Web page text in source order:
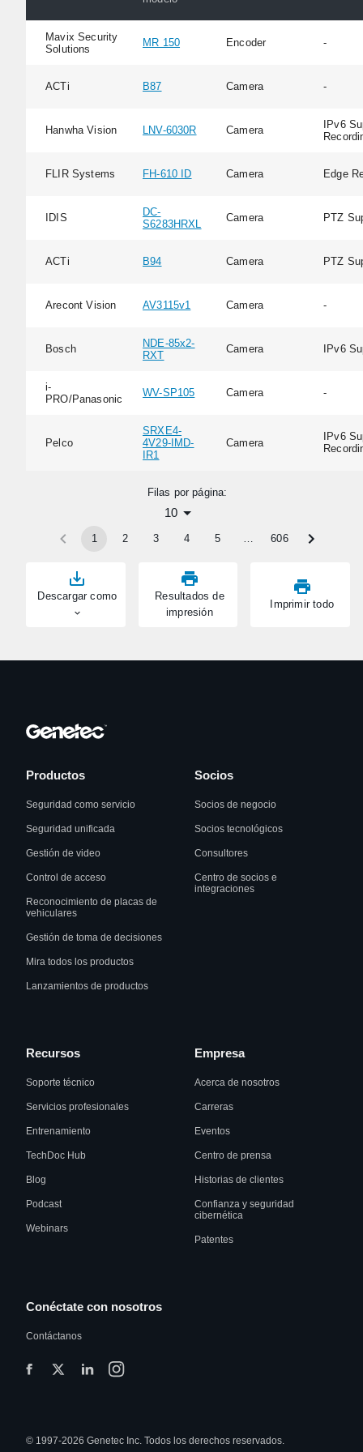
Descargar como
Resultados de
impresión
Imprimir todo
Mavix Security
Solutions
MR 150 Encoder -
ACTi B87 Camera -
Hanwha Vision LNV-6030R Camera
IPv6
FLIR Systems FH-610 ID Camera Edge
IDIS
DC-
S6283HRXL
Camera PTZ
ACTi B94 Camera PTZ
Arecont Vision AV3115v1 Camera -
Bosch
NDE-85x2-
RXT
Camera IPv6
i-
PRO/Panasonic
WV-SP105 Camera -
Pelco
SRXE4-
4V29-IMD-
IR1
Camera
IPv6
Filas por página:
10
1 2 3 4 5 … 606
Productos
Seguridad como servicio
Seguridad unificada
Gestión de video
Control de acceso
Reconocimiento de placas de
vehiculares
Gestión de toma de decisiones
Mira todos los productos
Lanzamientos de productos
Socios
Socios de negocio
Socios tecnológicos
Consultores
Centro de socios e
integraciones
Recursos
Soporte técnico
Servicios profesionales
Entrenamiento
TechDoc Hub
Blog
Podcast
Webinars
Empresa
Acerca de nosotros
Carreras
Eventos
Centro de prensa
Historias de clientes
Confianza y seguridad
cibernética
Patentes
Conéctate con nosotros
Contáctanos
© 1997-2026 Genetec Inc. Todos los derechos reservados.